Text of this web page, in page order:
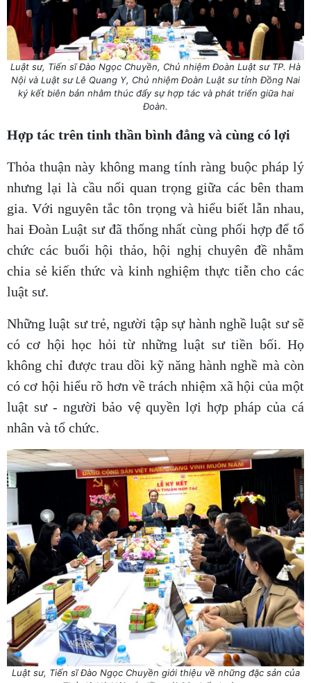
Luật sư, Tiến sĩ Đào Ngọc Chuyền, Chủ nhiệm Đoàn Luật sư TP. Hà
Nội và Luật sư Lê Quang Y, Chủ nhiệm Đoàn Luật sư tỉnh Đồng Nai
ký kết biên bản nhằm thúc đẩy sự hợp tác và phát triển giữa hai
Đoàn.
Hợp tác trên tinh thần bình đẳng và cùng có lợi
Thỏa thuận này không mang tính ràng buộc pháp lý
nhưng lại là cầu nối quan trọng giữa các bên tham
gia. Với nguyên tắc tôn trọng và hiểu biết lẫn nhau,
hai Đoàn Luật sư đã thống nhất cùng phối hợp để tổ
chức các buổi hội thảo, hội nghị chuyên đề nhằm
chia sẻ kiến thức và kinh nghiệm thực tiễn cho các
luật sư.
Những luật sư trẻ, người tập sự hành nghề luật sư sẽ
có cơ hội học hỏi từ những luật sư tiền bối. Họ
không chỉ được trau dồi kỹ năng hành nghề mà còn
có cơ hội hiểu rõ hơn về trách nhiệm xã hội của một
luật sư - người bảo vệ quyền lợi hợp pháp của cá
nhân và tổ chức.
Luật sư, Tiến sĩ Đào Ngọc Chuyền giới thiệu về những đặc sản của